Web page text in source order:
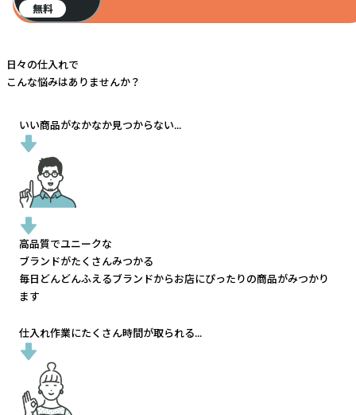
無料
日々の仕入れで
こんな悩みはありませんか？
いい商品がなかなか見つからない...
高品質でユニークな
ブランドがたくさんみつかる
毎日どんどんふえるブランドからお店にぴったりの商品がみつかり
ます
仕入れ作業にたくさん時間が取られる...